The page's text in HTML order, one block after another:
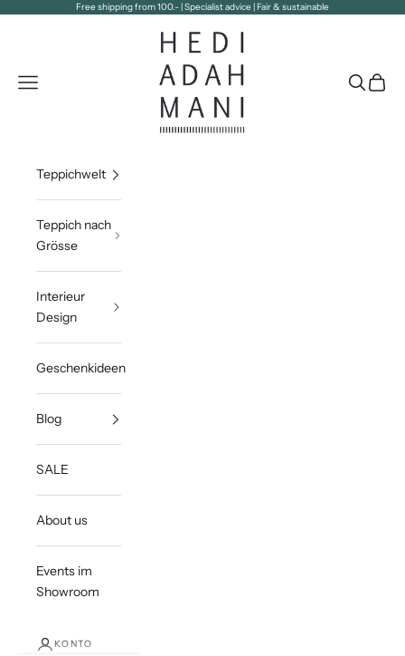
Zum Inhalt springenFree shipping from 100.- | Specialist advice | Fair & sustainable
Hedi Adahmani
Navigationsmenü öffnen Suche
Teppichwelt
Teppich nach
Grösse
Interieur
Design
Geschenkideen
Blog
SALE
About us
Events im
Showroom
KONTO